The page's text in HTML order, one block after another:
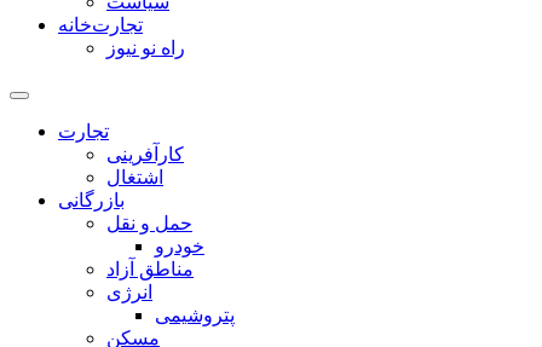
تجارت‌خانه
راه نو نیوز
تجارت
کارآفرینی
اشتغال
بازرگانی
حمل و نقل
خودرو
مناطق آزاد
انرژی
پتروشیمی
مسکن